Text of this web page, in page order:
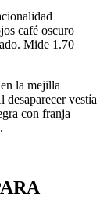
café oscuro
Mide 1.70
la mejilla
vestía
con franja